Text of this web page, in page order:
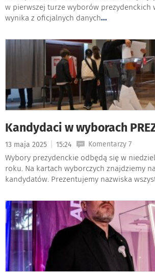
w pierwszej turze wyborów prezydenckich
wynika z oficjalnych danych...
Kandydaci w wyborach
13 maja 2025 15:24 Komentarzy 7
Wybory prezydenckie odbędą się w
roku. Na kartach wyborczych znajdziemy
kandydatów. Prezentujemy nazwiska